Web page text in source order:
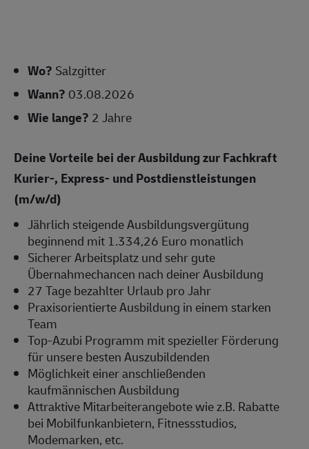
Wo? Salzgitter
Wann? 03.08.2026
Wie lange? 2 Jahre
Deine Vorteile bei der Ausbildung zur Fachkraft
Kurier-, Express- und Postdienstleistungen
(m/w/d)
Jährlich steigende Ausbildungsvergütung
beginnend mit 1.334,26 Euro monatlich
Sicherer Arbeitsplatz und sehr gute
Übernahmechancen nach deiner Ausbildung
27 Tage bezahlter Urlaub pro Jahr
Praxisorientierte Ausbildung in einem starken
Team
Top-Azubi Programm mit spezieller Förderung
für unsere besten Auszubildenden
Möglichkeit einer anschließenden
kaufmännischen Ausbildung
Attraktive Mitarbeiterangebote wie z.B. Rabatte
bei Mobilfunkanbietern, Fitnessstudios,
Modemarken, etc.